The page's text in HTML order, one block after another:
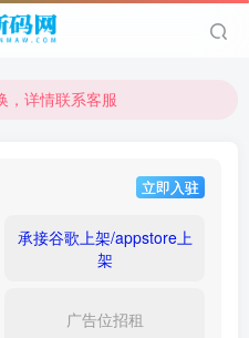
，详情联系客服
，详情联系客服
立即入驻
承接谷歌上架/appstore上
架
广告位招租